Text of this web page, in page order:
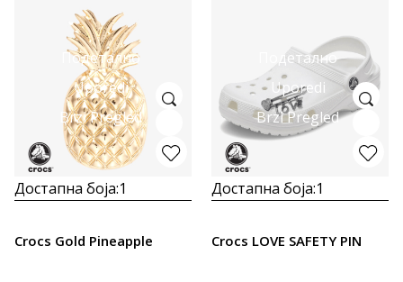
Подетално
Uporedi
Brzi Pregled
Достапна боја:1
Crocs Gold Pineapple
Подетално
Uporedi
Brzi Pregled
Достапна боја:1
Crocs LOVE SAFETY PIN